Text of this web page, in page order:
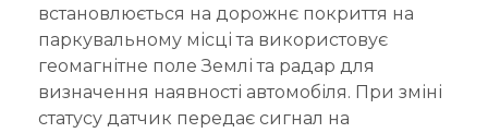
встановлюється на дорожнє покриття на
паркувальному місці та використовує
геомагнітне поле Землі та радар для
визначення наявності автомобіля. При зміні
статусу датчик передає сигнал на